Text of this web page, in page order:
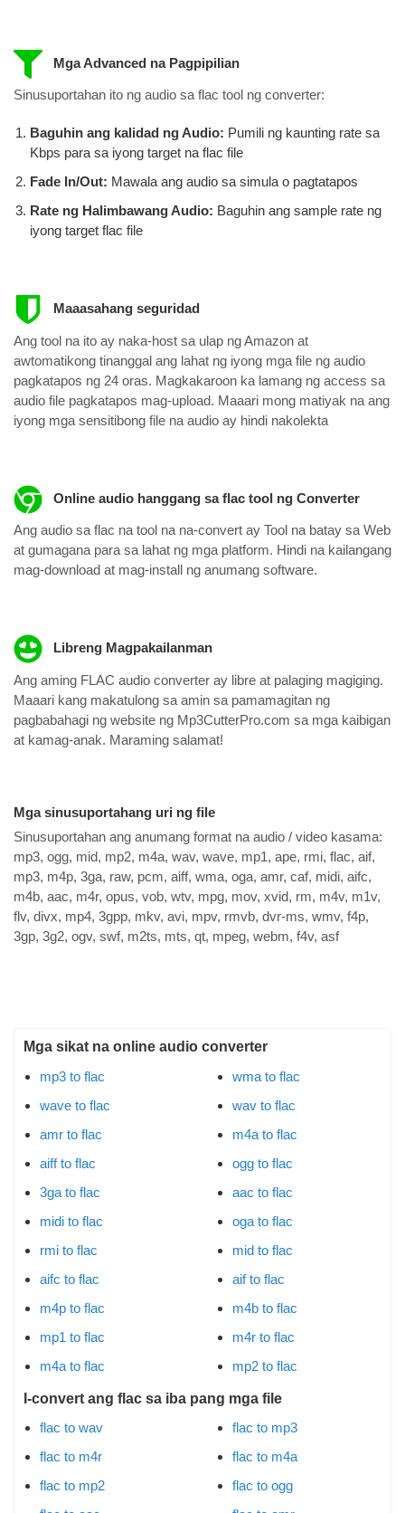
Mga Advanced na Pagpipilian
Sinusuportahan ito ng audio sa flac tool ng converter:
Baguhin ang kalidad ng Audio: Pumili ng kaunting rate sa
Kbps para sa iyong target na flac file
Fade In/Out: Mawala ang audio sa simula o pagtatapos
Rate ng Halimbawang Audio: Baguhin ang sample rate ng
iyong target flac file
Maaasahang seguridad
Ang tool na ito ay naka-host sa ulap ng Amazon at
awtomatikong tinanggal ang lahat ng iyong mga file ng audio
pagkatapos ng 24 oras. Magkakaroon ka lamang ng access sa
audio file pagkatapos mag-upload. Maaari mong matiyak na ang
iyong mga sensitibong file na audio ay hindi nakolekta
Online audio hanggang sa flac tool ng Converter
Ang audio sa flac na tool na na-convert ay Tool na batay sa Web
at gumagana para sa lahat ng mga platform. Hindi na kailangang
mag-download at mag-install ng anumang software.
Libreng Magpakailanman
Ang aming FLAC audio converter ay libre at palaging magiging.
Maaari kang makatulong sa amin sa pamamagitan ng
pagbabahagi ng website ng Mp3CutterPro.com sa mga kaibigan
at kamag-anak. Maraming salamat!
Mga sinusuportahang uri ng file
Sinusuportahan ang anumang format na audio / video kasama:
mp3, ogg, mid, mp2, m4a, wav, wave, mp1, ape, rmi, flac, aif,
mp3, m4p, 3ga, raw, pcm, aiff, wma, oga, amr, caf, midi, aifc,
m4b, aac, m4r, opus, vob, wtv, mpg, mov, xvid, rm, m4v, m1v,
flv, divx, mp4, 3gpp, mkv, avi, mpv, rmvb, dvr-ms, wmv, f4p,
3gp, 3g2, ogv, swf, m2ts, mts, qt, mpeg, webm, f4v, asf
Mga sikat na online audio converter
mp3 to flac
wave to flac
amr to flac
aiff to flac
3ga to flac
midi to flac
rmi to flac
aifc to flac
m4p to flac
mp1 to flac
m4a to flac
wma to flac
wav to flac
m4a to flac
ogg to flac
aac to flac
oga to flac
mid to flac
aif to flac
m4b to flac
m4r to flac
mp2 to flac
I-convert ang flac sa iba pang mga file
flac to wav
flac to m4r
flac to mp2
flac to mp3
flac to m4a
flac to ogg